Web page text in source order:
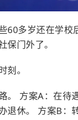
60多岁还在学
保门外了。
刻。
。 方案A：在待
退休。 方案B：